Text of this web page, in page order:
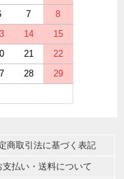
7
8
14
15
21
22
28
29
商取引法に基づく表記
支払い・送料について